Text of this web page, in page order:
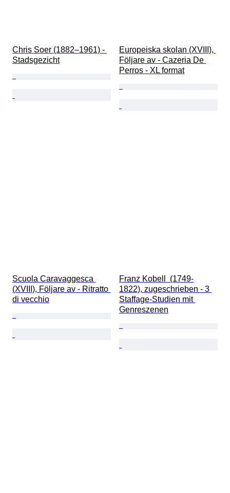
Chris Soer (1882–1961) -
Stadsgezicht
Europeiska skolan (XVIII),
Följare av - Cazeria De
Perros - XL format
Scuola Caravaggesca
(XVIII), Följare av - Ritratto
di vecchio
Franz Kobell  (1749-
1822), zugeschrieben - 3
Staffage-Studien mit
Genreszenen